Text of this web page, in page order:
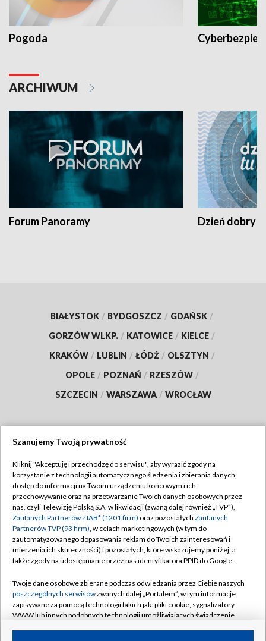
Pogoda
ARCHIWUM
Forum Panoramy Dzień dobry
BIAŁYSTOK / BYDGOSZCZ / GDAŃSK /
GORZÓW WLKP. / KATOWICE / KIELCE /
KRAKÓW / LUBLIN / ŁÓDŹ / OLSZTYN /
OPOLE / POZNAŃ / RZESZÓW /
SZCZECIN / WARSZAWA / WROCŁAW
TVP
Abonament TVP
Emisja w TVP
Centrum informacji TVP
Naziemna Telewizja Cyfrowa
Rada Programowa
System NOS
Informacje o nadawcy
Regulamin TVP
Polityka prywatności
Moje zgody
Pomoc
Kontakt
Kanały
Szanujemy Twoją prywatność
Kliknij "Akceptuję i przechodzę do serwisu", aby wyrazić zgody na
korzystanie z technologii automatycznego śledzenia i zbierania danych,
dostęp do informacji na Twoim urządzeniu końcowym i ich
przechowywanie oraz na przetwarzanie Twoich danych osobowych przez
nas, czyli Telewizję Polską S.A. w likwidacji (zwaną dalej również „TVP”),
Zaufanych Partnerów z IAB* (1201 firm) oraz pozostałych Zaufanych
Partnerów TVP (93 firm), w celach marketingowych (w tym do
zautomatyzowanego dopasowania reklam do Twoich zainteresowań i
mierzenia ich skuteczności) i pozostałych, które wskazujemy poniżej, a
także zgody na udostępnianie przez nas identyfikatora PPID do Google.
Twoje dane osobowe zbierane podczas odwiedzania przez Ciebie naszych
poszczególnych serwisówzwanych dalej „Portalem”, w tym informacje
zapisywane za pomocą technologii takich jak: pliki cookie, sygnalizatory
WWW lub innych podobnych technologii umożliwiających świadczenie